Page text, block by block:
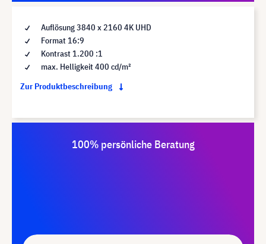
Auflösung 3840 x 2160 4K UHD
Format 16:9
Kontrast 1.200 :1
max. Helligkeit 400 cd/m²
Zur Produktbeschreibung
100% persönliche Beratung